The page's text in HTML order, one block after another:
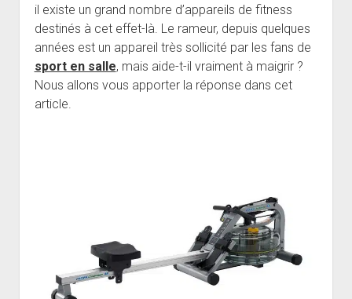
il existe un grand nombre d’appareils de fitness
destinés à cet effet-là. Le rameur, depuis quelques
années est un appareil très sollicité par les fans de
sport en salle, mais aide-t-il vraiment à maigrir ?
Nous allons vous apporter la réponse dans cet
article.